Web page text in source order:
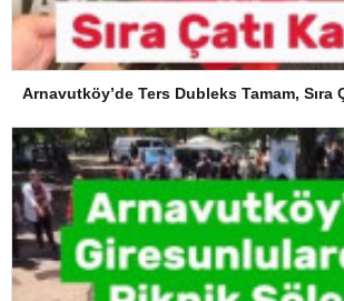
Arnavutköy’de Ters Dubleks Tamam, Sıra